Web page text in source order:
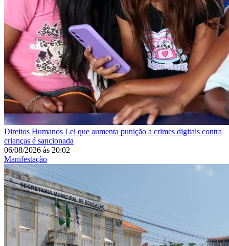
Direitos Humanos Lei que aumenta punição a crimes digitais contra
crianças é sancionada
06/08/2026 às 20:02
Manifestação